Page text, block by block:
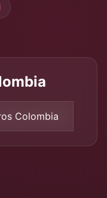
Colombia